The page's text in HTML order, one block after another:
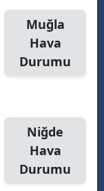
Muğla
Hava
Durumu
Niğde
Hava
Durumu